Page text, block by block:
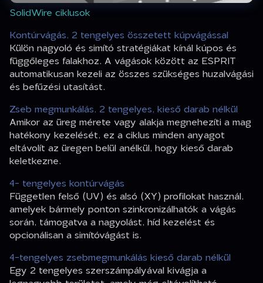
SolidWire ciklusok
Kontúrvágás, 2 tengelyes összetett kúpvágással
Külön nagyoló és simító stratégiákat kínál kúpos és
függőleges falakhoz. A vágások között az ESPRIT
automatikusan kezeli az összes szükséges huzalvágási
és befűzési utasítást.
Zseb megmunkálás, 2 tengelyes, kieső darab nélkül
Amikor az üreg mérete vagy alakja megnehezíti a mag
hatékony kezelését, ez a ciklus minden anyagot
eltávolít az üregen belül anélkül, hogy kieső darab
keletkezne.
4- tengelyes kontúrvágás
Független felső (UV) és alsó (XY) profilokat használ,
amelyek bármely ponton szinkronizálhatók a vágás
során, támogatva a nagyolást, híd kezelést és
opcionálisan a simítóvágást is.
4-tengelyes zsebmegmunkálás kieső darab nélkül
Egy 2 tengelyes szerszámpályával kivágja a